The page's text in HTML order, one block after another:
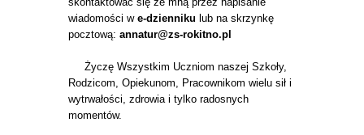
wiadomości w e-dzienniku lub na skrzynkę
pocztową: annatur@zs-rokitno.pl
Życzę Wszystkim Uczniom naszej Szkoły,
Rodzicom, Opiekunom, Pracownikom wielu sił i
wytrwałości, zdrowia i tylko radosnych
momentów.